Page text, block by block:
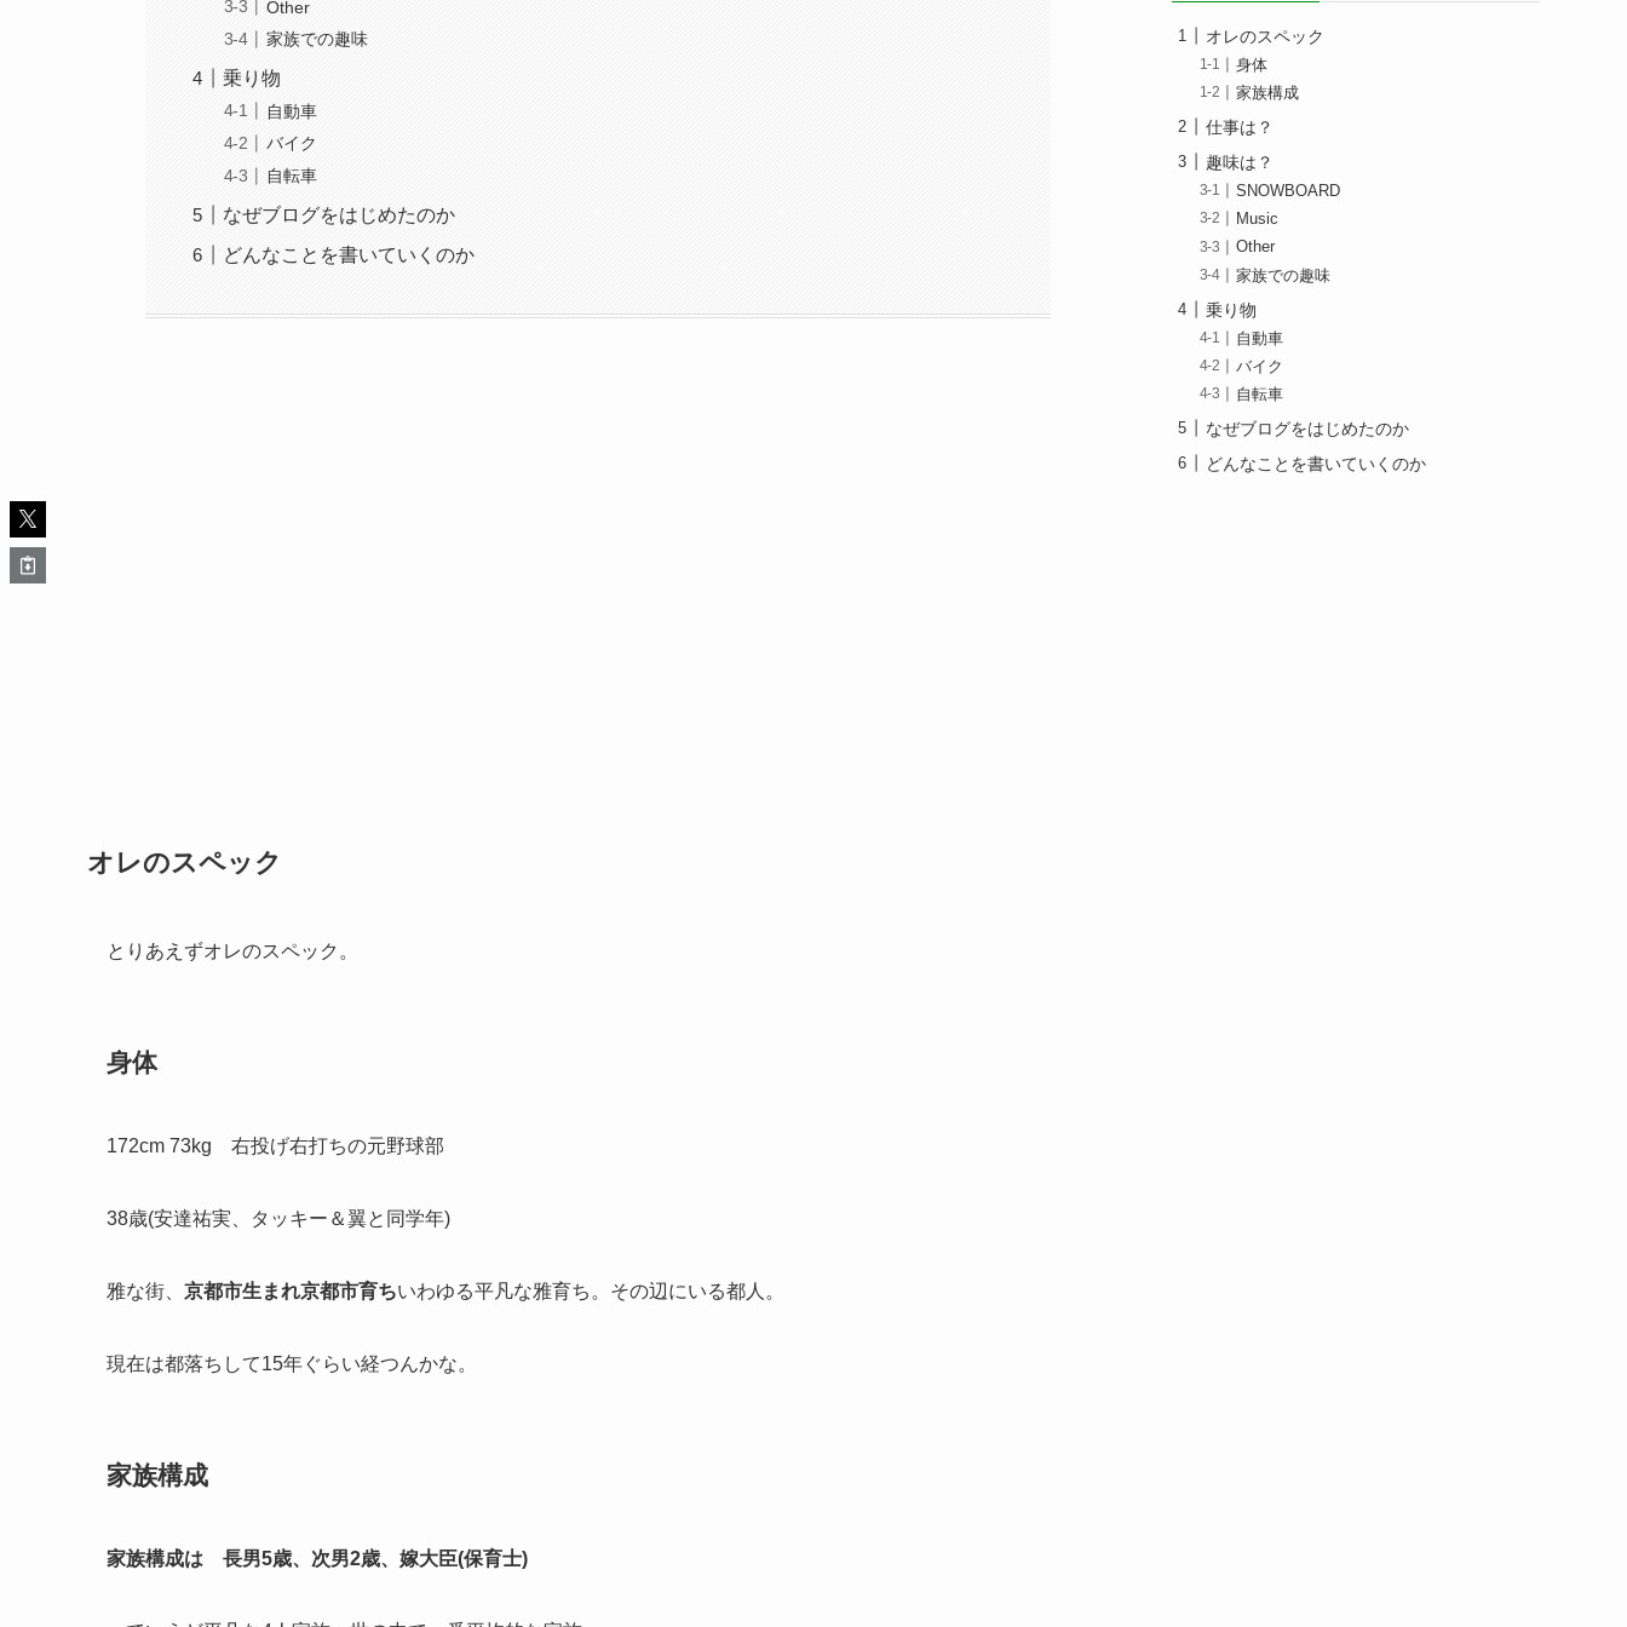
Other
家族での趣味
乗り物
自動車
バイク
自転車
なぜブログをはじめたのか
どんなことを書いていくのか
オレのスペック
とりあえずオレのスペック。
身体
172cm 73kg 右投げ右打ちの元野球部
38歳(安達祐実、タッキー＆翼と同学年)
雅な街、 京都市生まれ京都市育ちいわゆる平凡な雅育ち。その辺にいる都人。
現在は都落ちして15年ぐらい経つんかな。
家族構成
家族構成は 長男5歳、次男2歳、嫁大臣(保育士)
オレのスペック
身体
家族構成
仕事は？
趣味は？
SNOWBOARD
Music
Other
家族での趣味
乗り物
自動車
バイク
自転車
なぜブログをはじめたのか
どんなことを書いていくのか